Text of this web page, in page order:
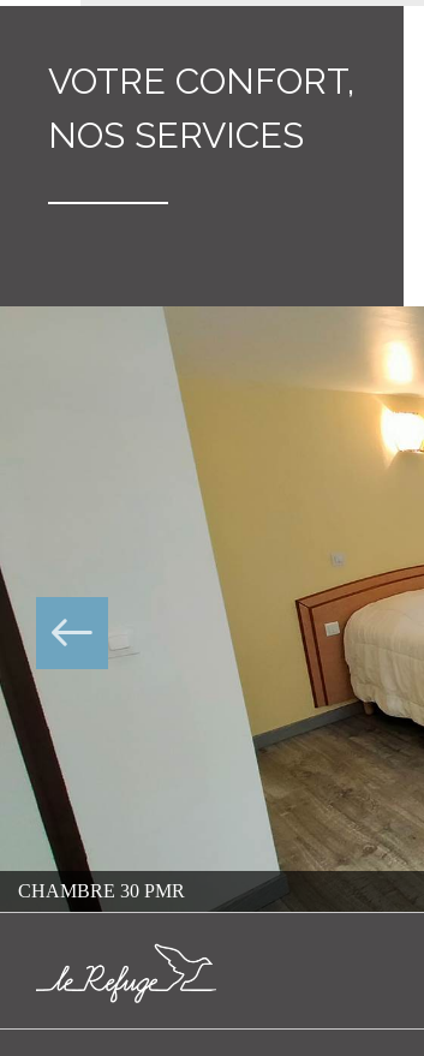
VOTRE CONFORT,
NOS SERVICES
CHAMBRE 30 PMR